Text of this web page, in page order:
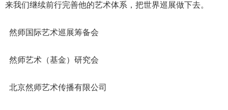
来我们继续前行完善他的艺术体系，把世界巡展做下去。
然师国际艺术巡展筹备会
然师艺术（基金）研究会
北京然师艺术传播有限公司